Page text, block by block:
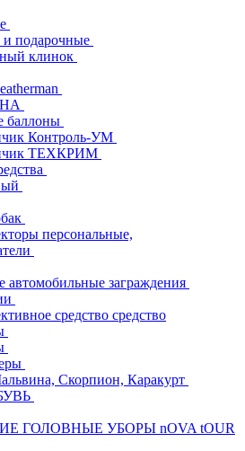
подарочные
клинок
баллоны
Контроль-УМ
ТЕХКРИМ
персональные,
автомобильные заграждения
средство средство
Скорпион, Каракурт
ГОЛОВНЫЕ УБОРЫ nOVA tOUR